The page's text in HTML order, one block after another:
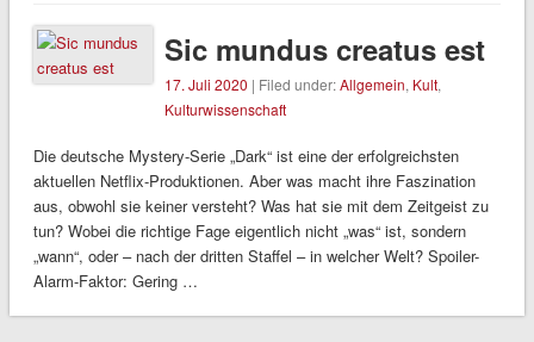
Sic mundus creatus est
17. Juli 2020 | Filed under:Allgemein, Kult,
Kulturwissenschaft
Die deutsche Mystery-Serie „Dark“ ist eine der erfolgreichsten
aktuellen Netflix-Produktionen. Aber was macht ihre Faszination
aus, obwohl sie keiner versteht? Was hat sie mit dem Zeitgeist zu
tun? Wobei die richtige Fage eigentlich nicht „was“ ist, sondern
„wann“, oder – nach der dritten Staffel – in welcher Welt? Spoiler-
Alarm-Faktor: Gering …